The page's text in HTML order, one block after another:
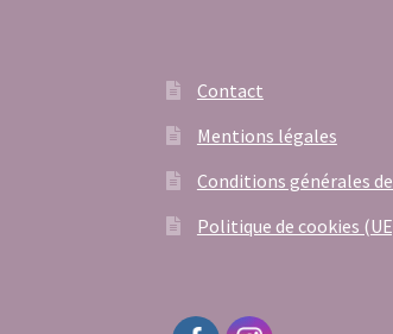
Contact
Mentions légales
Conditions générales
Politique de cookies